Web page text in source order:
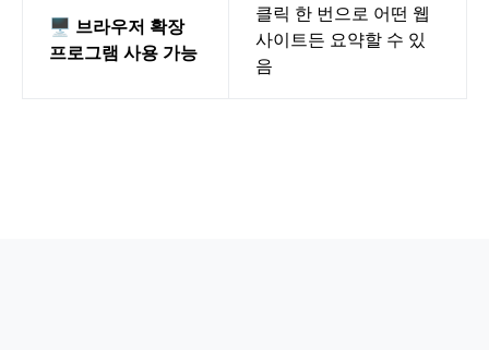
🖥️ 브라우저 확장
프로그램 사용 가능
클릭 한 번으로 어떤 웹
사이트든 요약할 수 있
음